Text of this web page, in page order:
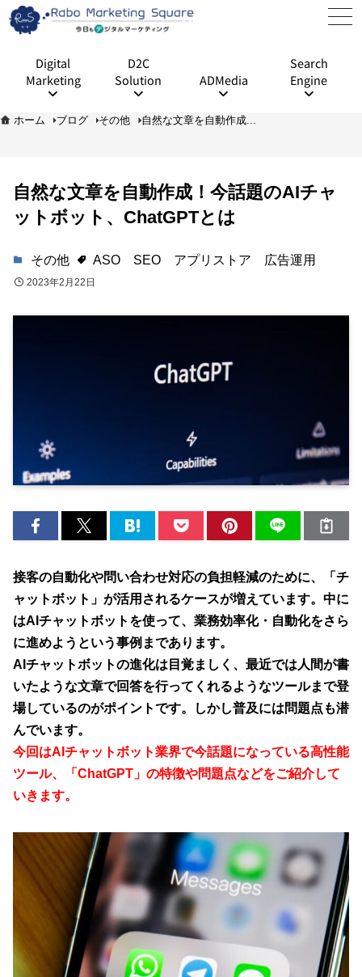
Digital
Marketing
D2C
Solution
ADMedia
Search
Engine
ホーム ブログ その他 自然な文章を自動作成...
自然な文章を自動作成！今話題のAIチャ
ットボット、ChatGPTとは
その他 ASO SEO アプリストア 広告運用
2023年2月22日
接客の自動化や問い合わせ対応の負担軽減のために、「チ
ャットボット」が活用されるケースが増えています。中に
はAIチャットボットを使って、業務効率化・自動化をさら
に進めようという事例まであります。
AIチャットボットの進化は目覚ましく、最近では人間が書
いたような文章で回答を行ってくれるようなツールまで登
場しているのがポイントです。しかし普及には問題点も潜
んでいます。
今回はAIチャットボット業界で今話題になっている高性能
ツール、「ChatGPT」の特徴や問題点などをご紹介して
いきます。